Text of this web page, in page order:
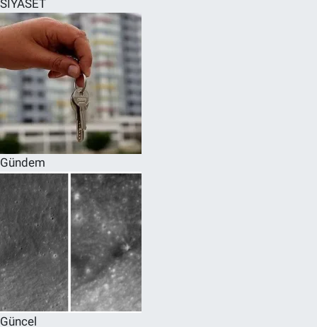
SİYASET
Gündem
Güncel
SPOR
RESMİ İLANLAR